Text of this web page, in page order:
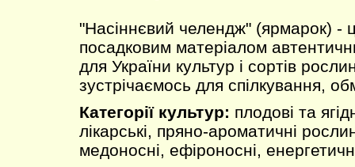
"Насіннєвий челендж" (ярмарок) -
посадковим матеріалом
для України культур і сортів
зустрічаємось для спілкування,
Категорії культур: плодові та
лікарські, пряно-ароматичні
медоносні, ефіроносні,